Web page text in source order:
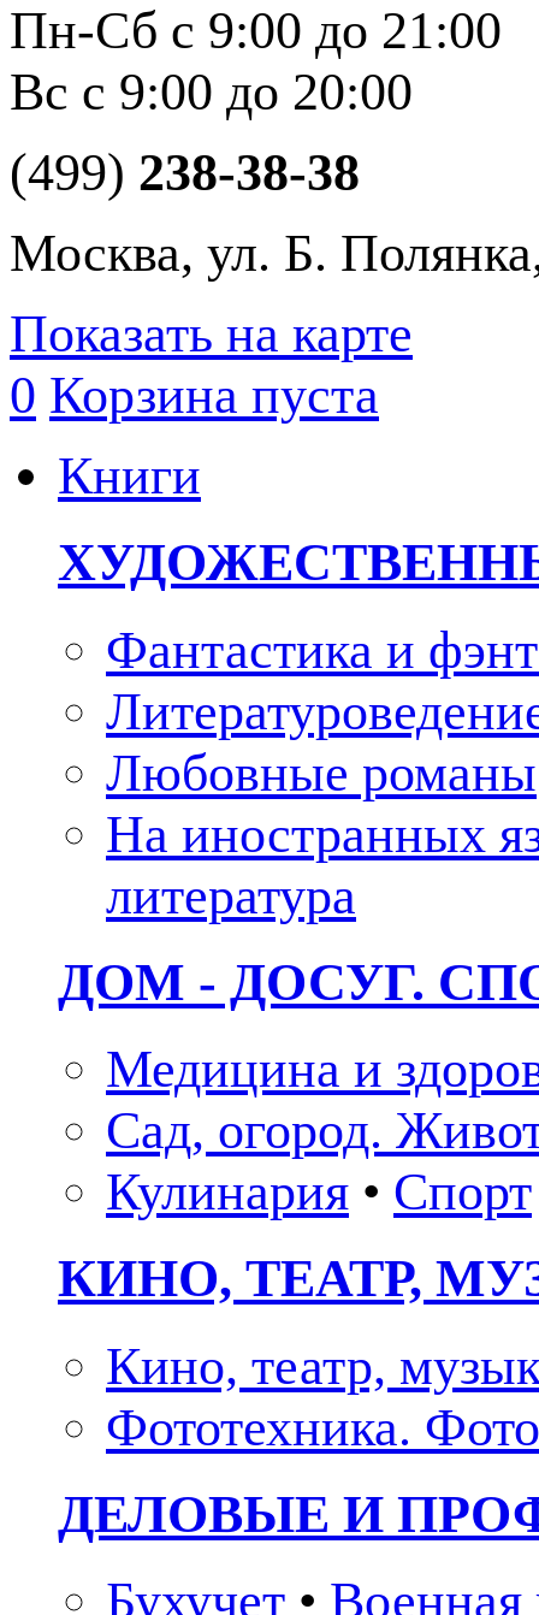
Пн-Сб с 9:00 до 21:00
Вс с 9:00 до 20:00
(499) 238-38-38
Москва, ул. Б.
Показать на карте
0 Корзина пуста
Книги
Фантастика и
Любовные романы
На иностранных
литература
ДОМ - ДОСУГ.
Медицина и
Сад, огород.
Кулинария • Спорт
КИНО, ТЕАТР,
Кино, театр,
Фототехника.
ДЕЛОВЫЕ И
Бухучет • Военная